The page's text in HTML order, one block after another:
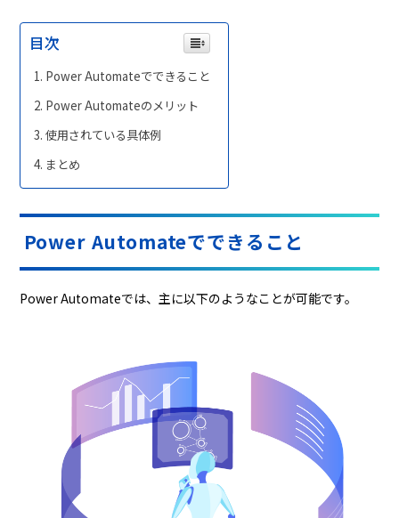
目次
Power Automateでできること
Power Automateのメリット
使用されている具体例
まとめ
Power Automateでできること
Power Automateでは、主に以下のようなことが可能です。